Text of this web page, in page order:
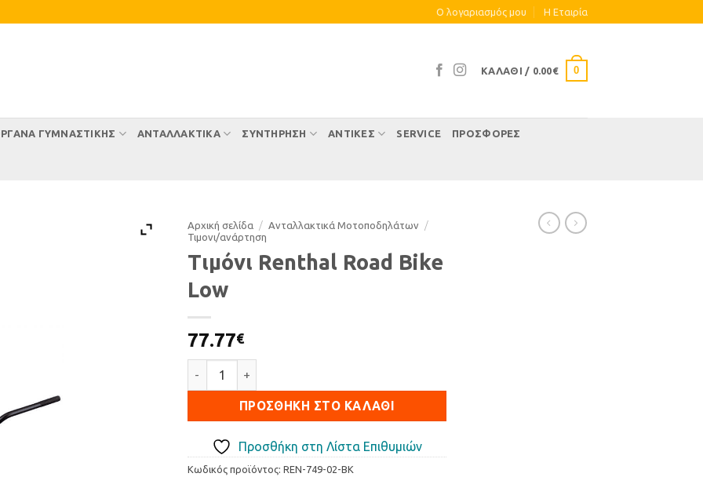
Ο λογαριασμός μου Η Eταιρία
ΚΑΛΆΘΙ / 0.00€ 0
ΓΥΜΝΑΣΤΙΚΗΣ ΑΝΤΑΛΛΑΚΤΙΚΑ ΣΥΝΤΉΡΗΣΗ ΑΝΤΊΚΕΣ SERVICE ΠΡΟΣΦΟΡΕΣ
Αρχική σελίδα / Ανταλλακτικά Μοτοποδηλάτων
/
Τιµονι/ανάρτηση
Τιμόνι Renthal Road Bike
Low
77.77€
ΠΡΟΣΘΉΚΗ ΣΤΟ ΚΑΛΆΘΙ
Προσθήκη στη Λίστα Επιθυμιών
Κωδικός προϊόντος: REN-749-02-BK